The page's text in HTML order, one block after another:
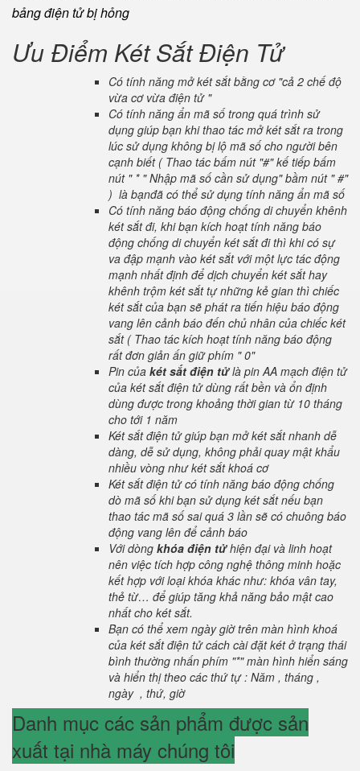
bảng điện tử bị hỏng
Ưu Điểm Két Sắt Điện Tử
Có tính năng mở két sắt bằng cơ "cả 2 chế độ
vừa cơ vừa điện tử "
Có tính năng ẩn mã số trong quá trình sử
dụng giúp bạn khi thao tác mở két sắt ra trong
lúc sử dụng không bị lộ mã số cho người bên
cạnh biết ( Thao tác bấm nút "#" kế tiếp bấm
nút " * " Nhập mã số cần sử dụng" bầm nút " #"
) là bạnđã có thể sử dụng tính năng ẩn mã số
Có tính năng báo động chống di chuyển khênh
két sắt đi, khi bạn kích hoạt tính năng báo
động chống di chuyển két sắt đi thì khi có sự
va đập mạnh vào két sắt với một lực tác động
mạnh nhất định để dịch chuyển két sắt hay
khênh trộm két sắt tự những kẻ gian thì chiếc
két sắt của bạn sẽ phát ra tiến hiệu báo động
vang lên cảnh báo đến chủ nhân của chiếc két
sắt ( Thao tác kích hoạt tính năng báo động
rất đơn giản ấn giữ phím " 0"
Pin của két sắt điện tửlà pin AA mạch điện tử
của két sắt điện tử dùng rất bền và ổn định
dùng được trong khoảng thời gian từ 10 tháng
cho tới 1 năm
Két sắt điện tử giúp bạn mở két sắt nhanh dễ
dàng, dễ sử dụng, không phải quay mật khẩu
nhiều vòng như két sắt khoá cơ
Két sắt điện tử có tính năng báo động chống
dò mã số khi bạn sử dụng két sắt nếu bạn
thao tác mã số sai quá 3 lần sẽ có chuông báo
động vang lên để cảnh báo
Với dòng khóa điện tửhiện đại và linh hoạt
nên việc tích hợp công nghệ thông minh hoặc
kết hợp với loại khóa khác như: khóa vân tay,
thẻ từ… để giúp tăng khả năng bảo mật cao
nhất cho két sắt.
Bạn có thể xem ngày giờ trên màn hình khoá
của két sắt điện tử cách cài đặt két ở trạng thái
bình thường nhấn phím "*" màn hình hiển sáng
và hiển thị theo các thứ tự : Năm , tháng ,
ngày , thứ, giờ
Danh mục các sản phẩm được sản
xuất tại nhà máy chúng tôi